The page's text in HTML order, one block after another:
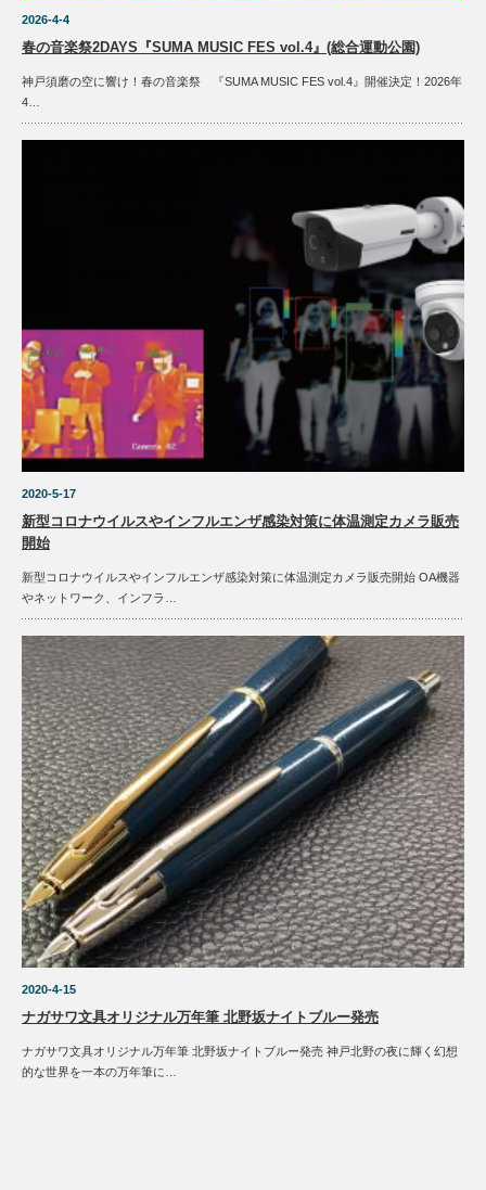
2026-4-4
春の音楽祭2DAYS『SUMA MUSIC FES vol.4』(総合運動公園)
神戸須磨の空に響け！春の音楽祭 『SUMA MUSIC FES vol.4』開催決定！2026年
4…
2020-5-17
新型コロナウイルスやインフルエンザ感染対策に体温測定カメラ販売
開始
新型コロナウイルスやインフルエンザ感染対策に体温測定カメラ販売開始 OA機器
やネットワーク、インフラ…
2020-4-15
ナガサワ文具オリジナル万年筆 北野坂ナイトブルー発売
ナガサワ文具オリジナル万年筆 北野坂ナイトブルー発売 神戸北野の夜に輝く幻想
的な世界を一本の万年筆に…